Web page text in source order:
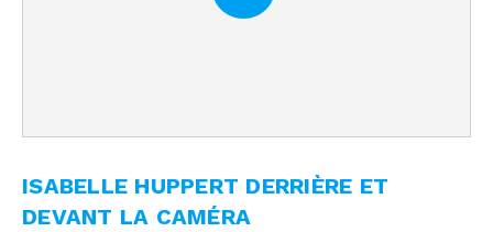
ISABELLE HUPPERT DERRIÈRE ET
DEVANT LA CAMÉRA